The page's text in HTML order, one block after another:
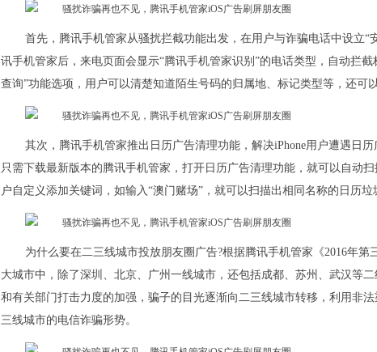
首先，腾讯手机管家从骚扰拦截功能出发，在用户与诈骗电话中设立“
讯手机管家后，来电页面会显示“腾讯手机管家识别”的电话类型，自动拦
查询”功能选项，用户可以清楚知道陌生号码的归属地、标记类型等，还可
其次，腾讯手机管家推出日历广告清理功能，解决iPhone用户遭遇日
只需下载最新版本的腾讯手机管家，打开日历广告清理功能，就可以自动
户自定义添加关键词，如输入“澳门赌场”，就可以扫描出相同名称的日历垃
为什么要在二三线城市投放朋友圈广告?根据腾讯手机管家《2016年
大城市中，除了深圳、北京、广州一线城市，还包括成都、苏州、武汉等
和有关部门打击力度的加强，骗子的目光逐渐向二三线城市转移，利用非
三线城市的电信诈骗形势。